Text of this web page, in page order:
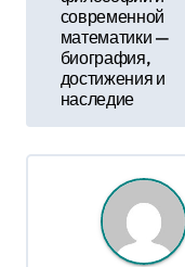
и
современной
математики —
биография,
достижения и
наследие